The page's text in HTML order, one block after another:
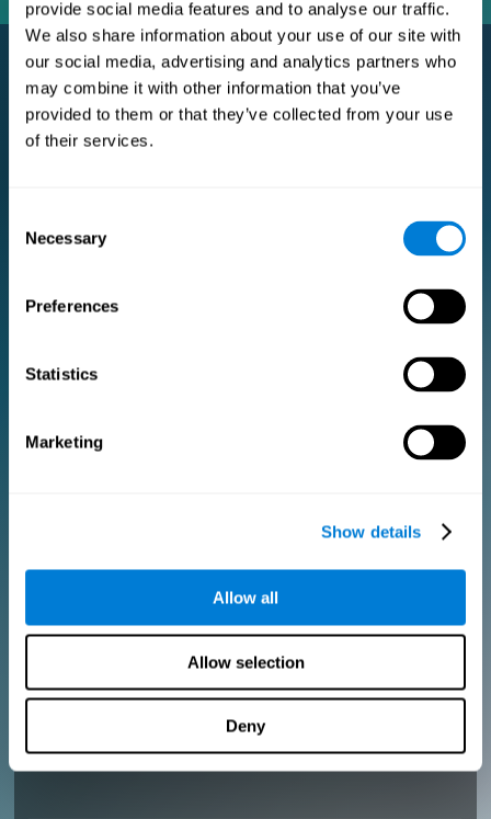
provide social media features and to analyse our traffic.
We also share information about your use of our site with
our social media, advertising and analytics partners who
may combine it with other information that you’ve
provided to them or that they’ve collected from your use
of their services.
Selection
Necessary
Preferences
Statistics
Marketing
Show details
Allow all
Allow selection
Deny
Subscription Pro Premium
L'abonnement Premium pour les chercheurs et les
Ajoutez votre logo
Créer un entraînement personnalisé
2 licences GRATUITES pour vous aider à démarrer
Créer un entraînement personnalisé
Obtenez une réduction de 10% sur toutes les futures licences
2 licences GRATUITES pour vous aider à démarrer